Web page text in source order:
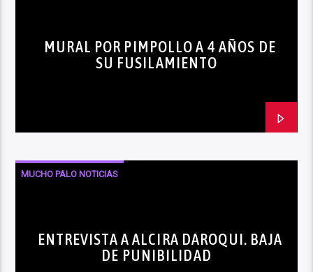
MURAL POR PIMPOLLO A 4 AÑOS DE
SU FUSILAMIENTO
MUCHO PALO NOTICIAS
ENTREVISTA A ALCIRA DAROQUI. BAJA
DE PUNIBILIDAD